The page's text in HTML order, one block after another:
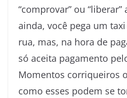
“comprovar” ou “liberar”
ainda, você pega um
rua, mas, na hora de
só aceita pagamento
Momentos corriqueiros
como esses podem se